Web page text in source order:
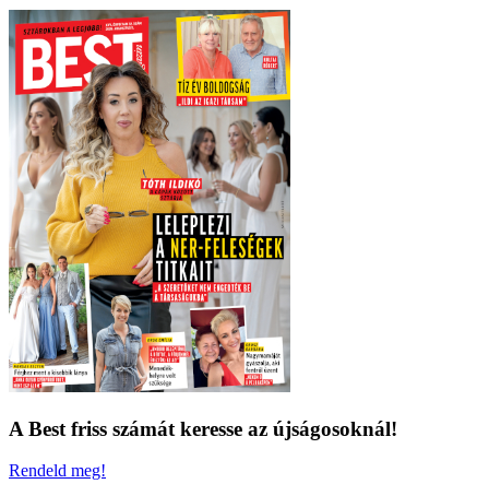
A Best friss számát keresse az újságosoknál!
Rendeld meg!